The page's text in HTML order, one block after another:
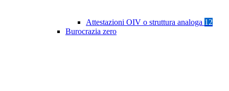
Attestazioni OIV o struttura analoga 12
Burocrazia zero